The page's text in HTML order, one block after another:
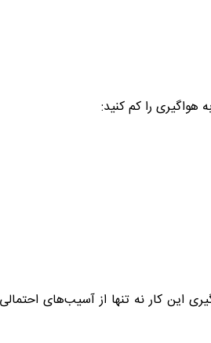
هواگیری را کم کنید:
این کار نه‌ تنها از آسیب‌های